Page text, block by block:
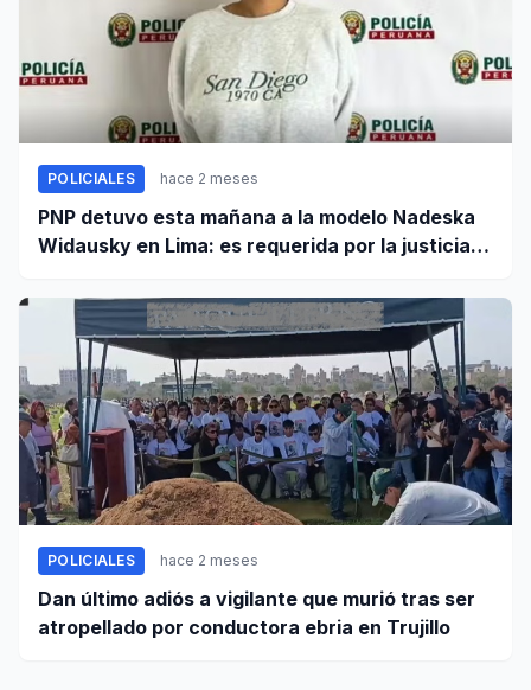
POLICIALES hace 2 meses
PNP detuvo esta mañana a la modelo Nadeska
Widausky en Lima: es requerida por la justicia
POLICIALES hace 2 meses
Dan último adiós a vigilante que murió tras ser
atropellado por conductora ebria en Trujillo